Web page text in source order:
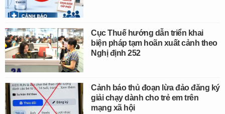
Cục Thuế hướng dẫn triển khai
biện pháp tạm hoãn xuất cảnh theo
Nghị định 252
Cảnh báo thủ đoạn lừa đảo đăng ký
giải chạy dành cho trẻ em trên
mạng xã hội